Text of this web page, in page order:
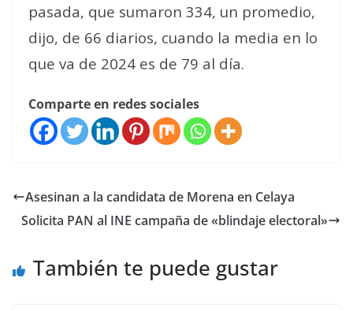
pasada, que sumaron 334, un promedio,
dijo, de 66 diarios, cuando la media en lo
que va de 2024 es de 79 al día.
Comparte en redes sociales
Asesinan a la candidata de Morena en Celaya
Solicita PAN al INE campaña de «blindaje electoral»
También te puede gustar